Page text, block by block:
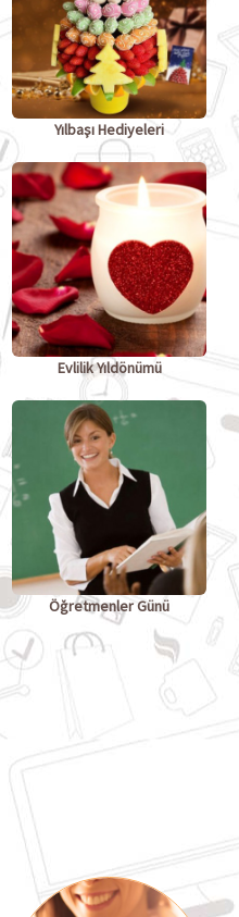
Yılbaşı Hediyeleri
Evlilik Yıldönümü
Öğretmenler Günü